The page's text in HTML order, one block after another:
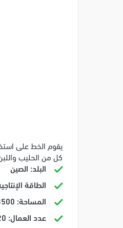
يقوم الخط على
كل من الحليب
البلد: الصين
الطاقة الإنتاجية: 2000-4000 لتر في
المساحة: 3500-4000 متر مربع
عدد العمال: 20 عامل